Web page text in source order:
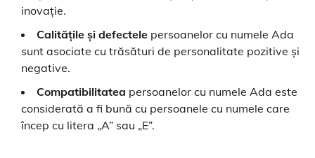
inovație.
Calitățile și defectele persoanelor cu numele Ada
sunt asociate cu trăsături de personalitate pozitive și
negative.
Compatibilitatea persoanelor cu numele Ada este
considerată a fi bună cu persoanele cu numele care
încep cu litera „A” sau „E”.